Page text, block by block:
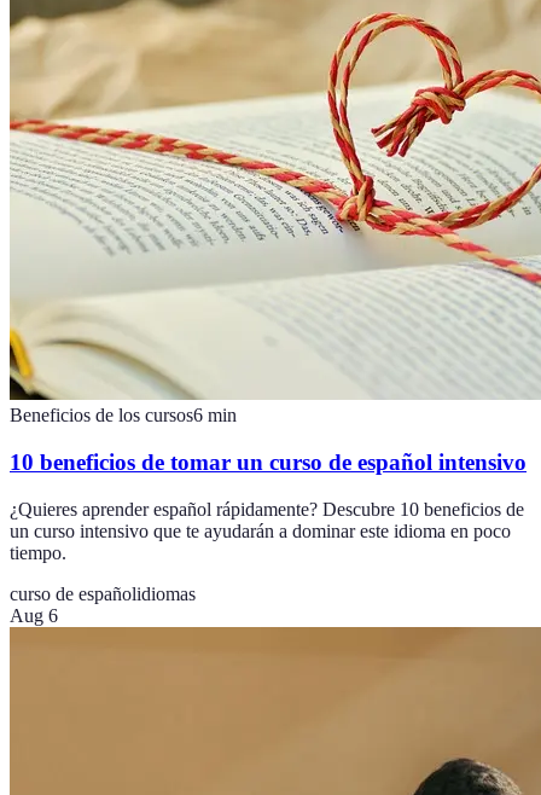
Beneficios de los cursos6 min
10 beneficios de tomar un curso de español intensivo
¿Quieres aprender español rápidamente? Descubre 10 beneficios de
un curso intensivo que te ayudarán a dominar este idioma en poco
tiempo.
curso de españolidiomas
Aug 6